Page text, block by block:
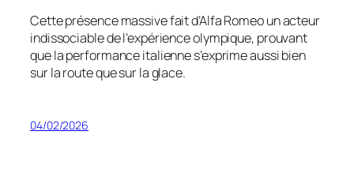
Cette présence massive fait d’Alfa Romeo un acteur
indissociable de l’expérience olympique, prouvant
que la performance italienne s’exprime aussi bien
sur la route que sur la glace.
04/02/2026